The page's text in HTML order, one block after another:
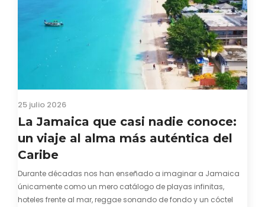
25 julio 2026
La Jamaica que casi nadie conoce:
un viaje al alma más auténtica del
Caribe
Durante décadas nos han enseñado a imaginar a Jamaica
únicamente como un mero catálogo de playas infinitas,
hoteles frente al mar, reggae sonando de fondo y un cóctel